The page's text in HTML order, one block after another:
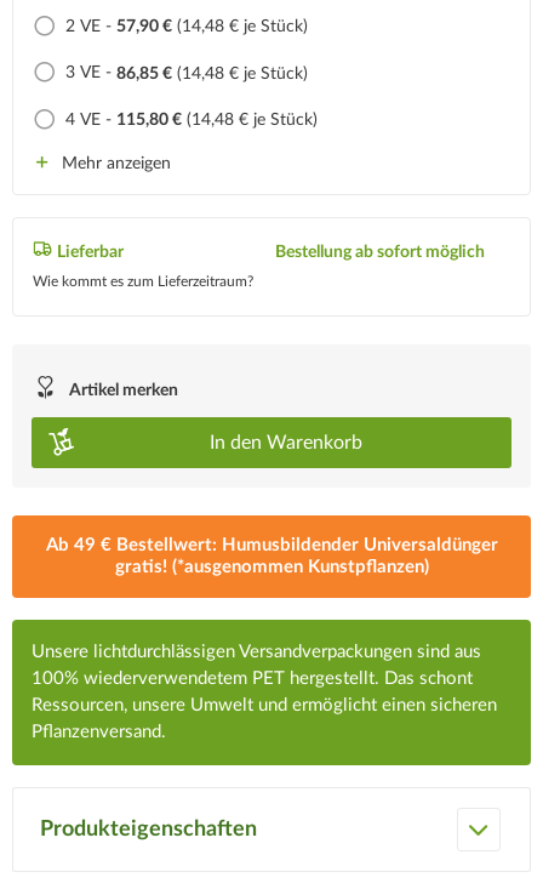
2 VE - 57,90 € (14,48 € je Stück)
3 VE - 86,85 € (14,48 € je Stück)
4 VE - 115,80 € (14,48 € je Stück)
Mehr anzeigen
Lieferbar
Wie kommt es zum Lieferzeitraum?
Bestellung ab sofort möglich
Artikel merken
In den Warenkorb
Ab 49 € Bestellwert: Humusbildender Universaldünger
gratis! (*ausgenommen Kunstpflanzen)
Unsere lichtdurchlässigen Versandverpackungen sind aus
100% wiederverwendetem PET hergestellt. Das schont
Ressourcen, unsere Umwelt und ermöglicht einen sicheren
Pflanzenversand.
Produkteigenschaften